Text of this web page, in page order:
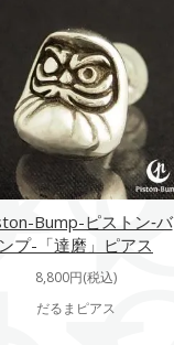
Bump-ピストン‐バ
ンプ-「達磨」ピアス
8,800円(税込)
だるまピアス